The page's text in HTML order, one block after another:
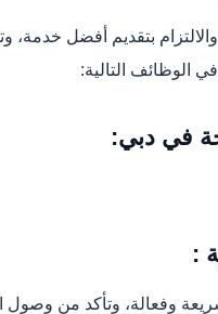
والالتزام بتقديم أفضل
الوظائف التالية:
في دبي:
:
وفعالة، وتأكد من وصول